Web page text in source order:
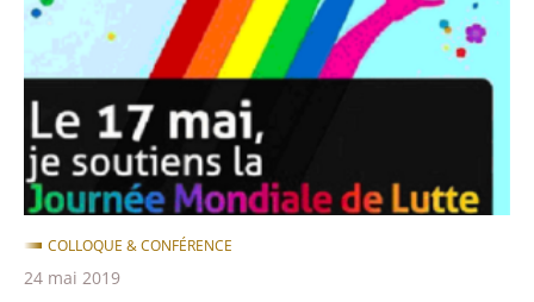
l’homophobie
et
la
transphobie
COLLOQUE & CONFÉRENCE
24 mai 2019